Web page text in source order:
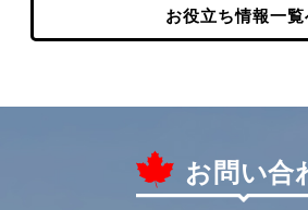
お役立ち情報一覧
お問い合